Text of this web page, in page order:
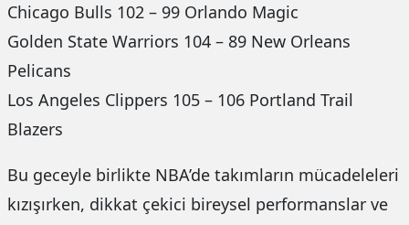
Chicago Bulls 102 – 99 Orlando Magic
Golden State Warriors 104 – 89 New Orleans
Pelicans
Los Angeles Clippers 105 – 106 Portland Trail
Blazers
Bu geceyle birlikte NBA’de takımların mücadeleleri
kızışırken, dikkat çekici bireysel performanslar ve